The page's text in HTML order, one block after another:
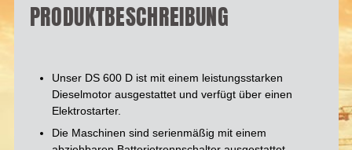
PRODUKTBESCHREIBUNG
Unser DS 600 D ist mit einem leistungsstarken
Dieselmotor ausgestattet und verfügt über einen
Elektrostarter.
Die Maschinen sind serienmäßig mit einem